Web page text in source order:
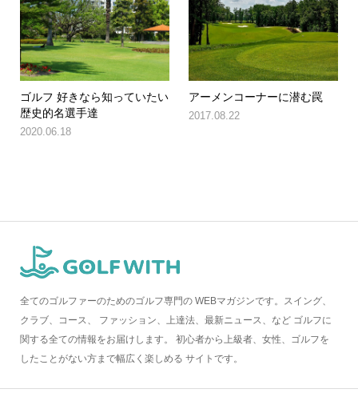
ゴルフ 好きなら知っていたい
歴史的名選手達
2020.06.18
アーメンコーナーに潜む罠
2017.08.22
全てのゴルファーのためのゴルフ専門の WEBマガジンです。スイング、
クラブ、コース、 ファッション、上達法、最新ニュース、など ゴルフに
関する全ての情報をお届けします。 初心者から上級者、女性、ゴルフを
したことがない方まで幅広く楽しめる サイトです。